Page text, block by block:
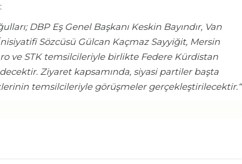
DBP Eş Genel Başkanı Keskin Bayındır, Van
Sözcüsü Gülcan Kaçmaz Sayyiğit, Mersin
ve STK temsilcileriyle birlikte Federe Kürdistan
Ziyaret kapsamında, siyasi partiler başta
temsilcileriyle görüşmeler gerçekleştirilecektir.“